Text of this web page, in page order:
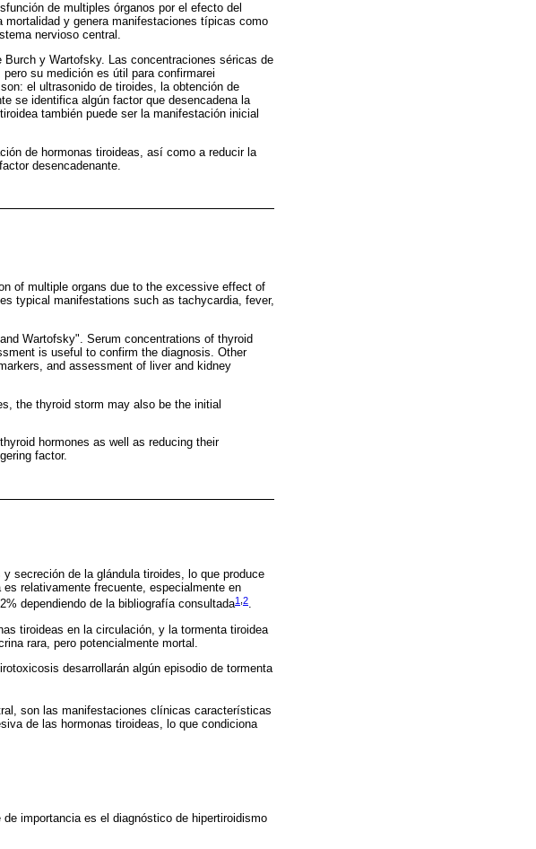
de multiples órganos por el efecto del
y genera manifestaciones típicas como
nervioso central.
y Wartofsky. Las concentraciones séricas de
su medición es útil para confirmarei
el ultrasonido de tiroides, la obtención de
se identifica algún factor que desencadena la
también puede ser la manifestación inicial
de hormonas tiroideas, así como a reducir la
desencadenante.
of multiple organs due to the excessive effect of
typical manifestations such as tachycardia, fever,
Wartofsky". Serum concentrations of thyroid
is useful to confirm the diagnosis. Other
and assessment of liver and kidney
the thyroid storm may also be the initial
hormones as well as reducing their
factor.
secreción de la glándula tiroides, lo que produce
relativamente frecuente, especialmente en
dependiendo de la bibliografía consultada1 2.
tiroideas en la circulación, y la tormenta tiroidea
rara, pero potencialmente mortal.
desarrollarán algún episodio de tormenta
son las manifestaciones clínicas características
de las hormonas tiroideas, lo que condiciona
importancia es el diagnóstico de hipertiroidismo